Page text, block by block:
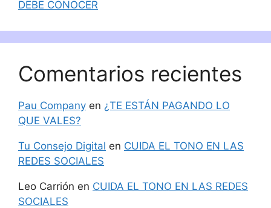
DEBE CONOCER
Comentarios recientes
Pau Company en ¿TE ESTÁN PAGANDO LO
QUE VALES?
Tu Consejo Digital en CUIDA EL TONO EN LAS
REDES SOCIALES
Leo Carrión en CUIDA EL TONO EN LAS REDES
SOCIALES